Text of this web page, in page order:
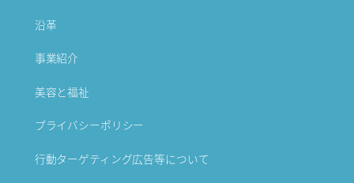
沿革
事業紹介
美容と福祉
プライバシーポリシー
行動ターゲティング広告等について